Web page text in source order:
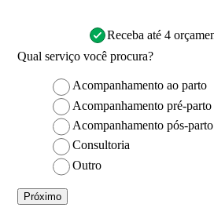
Receba até 4
Qual serviço você procura?
Acompanhamento ao parto
Acompanhamento pré-parto
Acompanhamento pós-parto
Consultoria
Outro
Próximo